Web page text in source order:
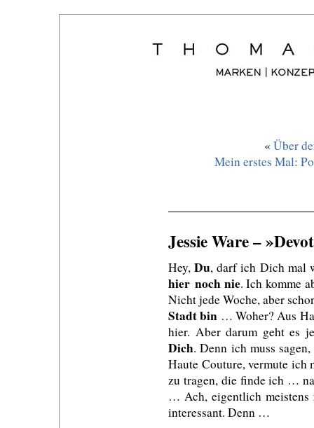
« Über
Mein erstes Mal:
Jessie Ware –
Hey,Du, darf ich Dich mal
hier noch nie. Ich komme
Nicht jede Woche, aber
Stadt bin … Woher? Aus
hier. Aber darum geht es
Dich. Denn ich muss
Haute Couture, vermute ich
zu tragen, die finde ich …
… Ach, eigentlich meistens
interessant. Denn …